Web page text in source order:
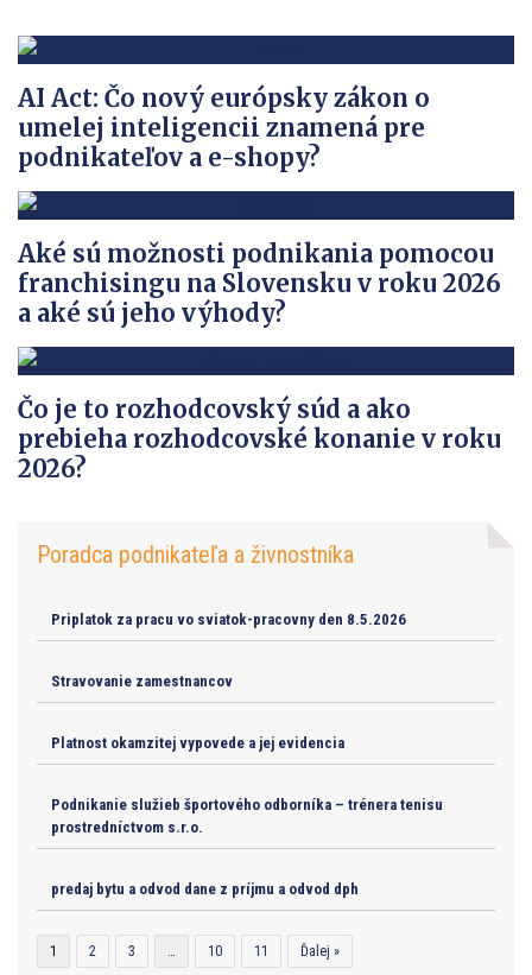
AI Act: Čo nový európsky zákon o
umelej inteligencii znamená pre
podnikateľov a e-shopy?
Aké sú možnosti podnikania pomocou
franchisingu na Slovensku v roku 2026
a aké sú jeho výhody?
Čo je to rozhodcovský súd a ako
prebieha rozhodcovské konanie v roku
2026?
Poradca podnikateľa a živnostníka
Priplatok za pracu vo sviatok-pracovny den 8.5.2026
Stravovanie zamestnancov
Platnost okamzitej vypovede a jej evidencia
Podnikanie služieb športového odborníka – trénera tenisu
prostredníctvom s.r.o.
predaj bytu a odvod dane z príjmu a odvod dph
1 2 3 … 10 11 Ďalej »